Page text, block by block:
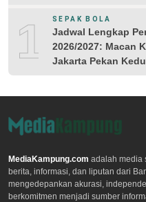
10SEPAK BOLA
Jadwal Lengkap
2026/2027: Macan
Jakarta Pekan
MediaKampung.com adalah media
berita, informasi, dan liputan dari
mengedepankan akurasi,
berkomitmen menjadi sumber